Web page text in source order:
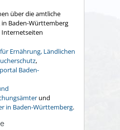
über die amtliche
Baden-Württemberg
Internetseiten
Ernährung, Ländlichen
,
Baden-
und
in Baden-Württemberg.